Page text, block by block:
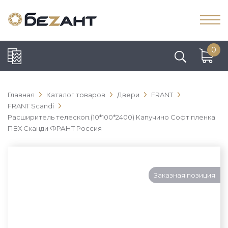
0
Главная Каталог товаров Двери
FRANT
FRANT Scandi
Расширитель телескоп.(10*100*2400) Капучино Софт пленка
ПВХ Сканди ФРАНТ Россия
Заказная позиция